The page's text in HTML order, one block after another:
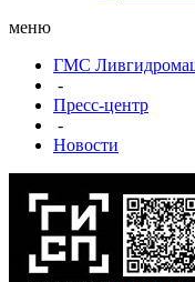
меню
ГМС
-
Пресс-центр
-
Новости